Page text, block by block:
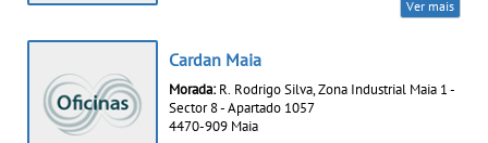
Ver mais
Cardan Maia
Morada: R. Rodrigo Silva, Zona Industrial Maia 1 -
Sector 8 - Apartado 1057
4470-909 Maia